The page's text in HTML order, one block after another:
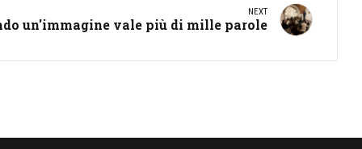
NEXT
un'immagine vale più di mille parole